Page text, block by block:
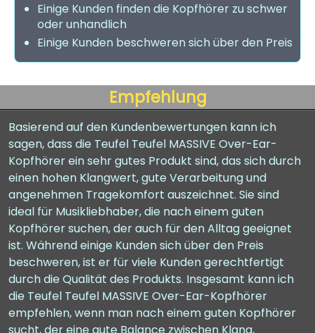
Einige Kunden finden die Kopfhörer zu schwer
oder unhandlich
Einige Kunden beschweren sich über den Preis
Empfehlung
Basierend auf den Kundenbewertungen kann ich
sagen, dass die Teufel Teufel MASSIVE Over-Ear-
Kopfhörer ein sehr gutes Produkt sind, das sich durch
einen hohen Klangwert, gute Verarbeitung und
angenehmen Tragekomfort auszeichnet. Sie sind
ideal für Musikliebhaber, die nach einem guten
Kopfhörer suchen, der auch für den Alltag geeignet
ist. Während einige Kunden sich über den Preis
beschweren, ist er für viele Kunden gerechtfertigt
durch die Qualität des Produkts. Insgesamt kann ich
die Teufel Teufel MASSIVE Over-Ear-Kopfhörer
empfehlen, wenn man nach einem guten Kopfhörer